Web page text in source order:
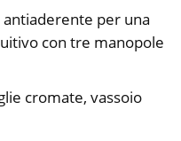
antiaderente per una
con tre manopole
cromate, vassoio